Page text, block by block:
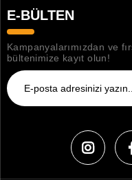
E-BÜLTEN
Kampanyalarımızdan ve
bültenimize kayıt olun!